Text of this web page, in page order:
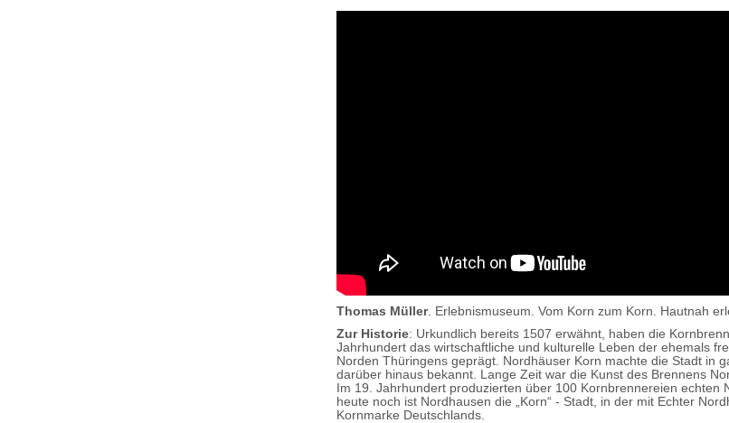
Thomas Müller. Erlebnismuseum. Vom Korn zum Korn. Hautnah
Zur Historie: Urkundlich bereits 1507 erwähnt, haben die
Jahrhundert das wirtschaftliche und kulturelle Leben der ehemals
Norden Thüringens geprägt. Nordhäuser Korn machte die Stadt in
darüber hinaus bekannt. Lange Zeit war die Kunst des Brennens
Im 19. Jahrhundert produzierten über 100 Kornbrennereien echten
heute noch ist Nordhausen die „Korn“ - Stadt, in der mit Echter
Kornmarke Deutschlands.